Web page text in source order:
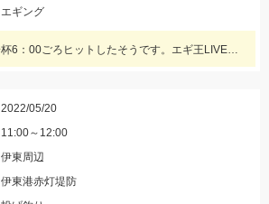
エギング
朝の満潮上げ一杯6：00ごろヒットしたそうです。エギ王LIVEシャロー3.5号ムラムラチェリーを使用。情報提供ありがとうございます！
2022/05/20
11:00～12:00
伊東周辺
伊東港赤灯堤防